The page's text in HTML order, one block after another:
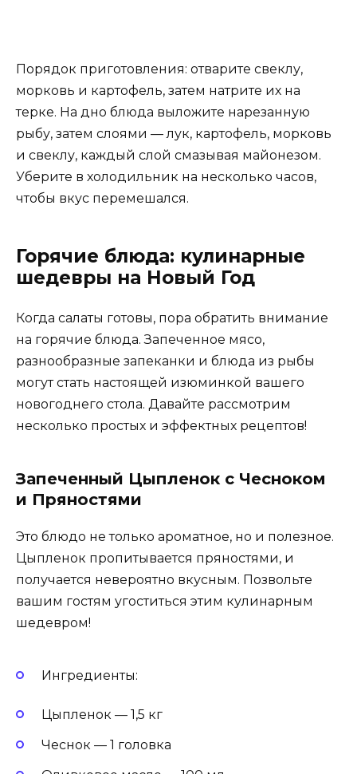
Порядок приготовления: отварите свеклу,
морковь и картофель, затем натрите их на
терке. На дно блюда выложите нарезанную
рыбу, затем слоями — лук, картофель, морковь
и свеклу, каждый слой смазывая майонезом.
Уберите в холодильник на несколько часов,
чтобы вкус перемешался.
Горячие блюда: кулинарные
шедевры на Новый Год
Когда салаты готовы, пора обратить внимание
на горячие блюда. Запеченное мясо,
разнообразные запеканки и блюда из рыбы
могут стать настоящей изюминкой вашего
новогоднего стола. Давайте рассмотрим
несколько простых и эффектных рецептов!
Запеченный Цыпленок с Чесноком
и Пряностями
Это блюдо не только ароматное, но и полезное.
Цыпленок пропитывается пряностями, и
получается невероятно вкусным. Позвольте
вашим гостям угоститься этим кулинарным
шедевром!
Ингредиенты:
Цыпленок — 1,5 кг
Чеснок — 1 головка